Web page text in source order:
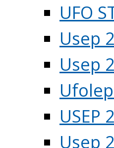
UFO
Usep
Usep
USEP
Usep